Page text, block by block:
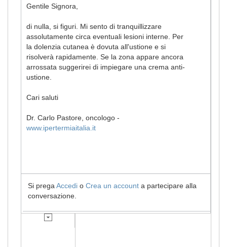
Gentile Signora,
di nulla, si figuri. Mi sento di tranquillizzare
assolutamente circa eventuali lesioni interne. Per
la dolenzia cutanea è dovuta all'ustione e si
risolverà rapidamente. Se la zona appare ancora
arrossata suggerirei di impiegare una crema anti-
ustione.
Cari saluti
Dr. Carlo Pastore, oncologo -
www.ipertermiaitalia.it
Si prega Accedi o Crea un account a partecipare alla
conversazione.